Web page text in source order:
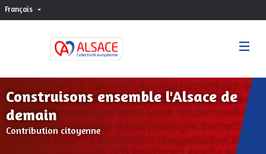
Français Choisir la langue
Construisons ensemble l'Alsace de
demain
Contribution citoyenne